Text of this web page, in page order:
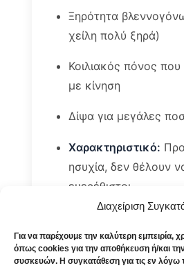
Διαχείριση
Για να παρέχουμε την καλύτερη εμπειρία,
όπως cookies για την αποθήκευση ή/και
συσκευών. Η συγκατάθεση για τις εν λόγω
Ξηρότητα
χείλη πολύ ξηρά)
Κοιλιακός πόνος που
με κίνηση
Δίψα για μεγάλες
Χαρακτηριστικό:
ησυχία, δεν θέλουν
ευερέθιστοι